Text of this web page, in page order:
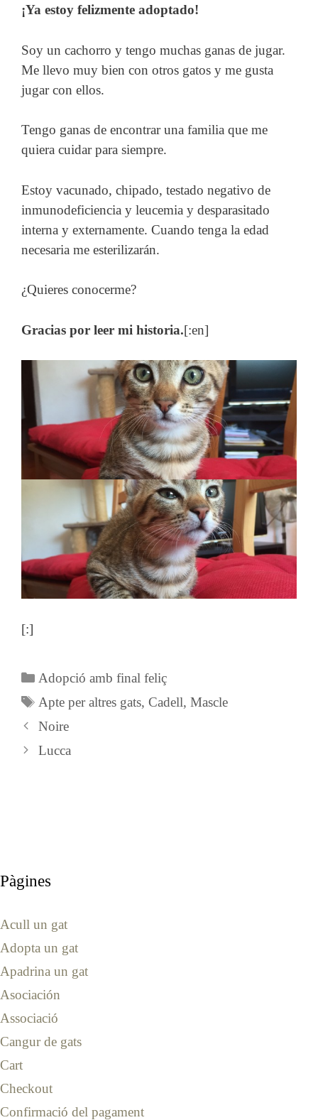
¡Ya estoy felizmente adoptado!
Soy un cachorro y tengo muchas ganas de jugar.
Me llevo muy bien con otros gatos y me gusta
jugar con ellos.
Tengo ganas de encontrar una familia que me
quiera cuidar para siempre.
Estoy vacunado, chipado, testado negativo de
inmunodeficiencia y leucemia y desparasitado
interna y externamente. Cuando tenga la edad
necesaria me esterilizarán.
¿Quieres conocerme?
Gracias por leer mi historia.[:en]
[:]
Categories
Adopció amb final feliç
Etiquetes
Apte per altres gats,Cadell,Mascle
Noire
Lucca
Pàgines
Acull un gat
Adopta un gat
Apadrina un gat
Asociación
Associació
Cangur de gats
Cart
Checkout
Confirmació del pagament